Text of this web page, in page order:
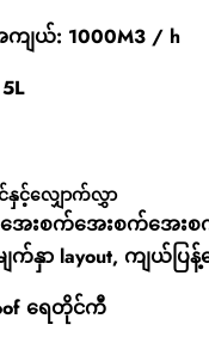
ယ်: 1000M3 / h
နှင့်လျှောက်လွှာ
ေးစက်အေးစက်အေး
နှာ layout, ကျယ်ပြ
ရေတိုင်ကီ